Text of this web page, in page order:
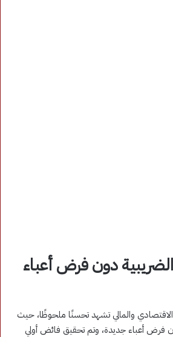
الضريبية دون فرض أعباء
والمالي تشهد تحسنًا ملحوظًا، حيث
فرض أعباء جديدة، وتم تحقيق فائض أولي